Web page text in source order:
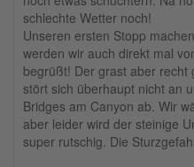
schlechte Wetter noch!
Unseren ersten Stopp
werden wir auch direkt mal
begrüßt! Der grast aber recht
stört sich überhaupt nicht an
Bridges am Canyon ab. Wir
aber leider wird der steinige
super rutschig. Die